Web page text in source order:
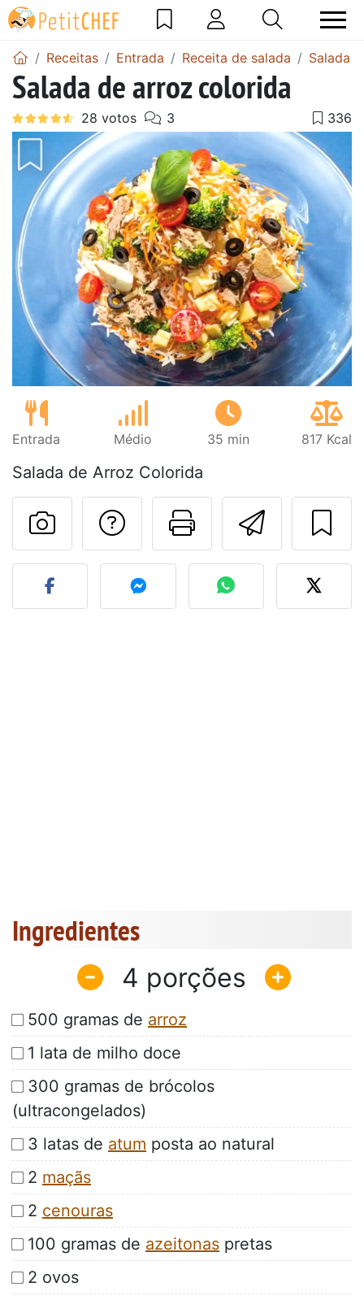
Receitas Entrada Receita de salada Salada
Salada de arroz colorida
Entrada Médio 35 min 817 Kcal
Salada de Arroz Colorida
Imprima
Falar com o autor
Fez esta receita?
Ingredientes
4
500 gramas de arroz
1 lata de milho doce
300 gramas de brócolos
(ultracongelados)
3 latas de atum posta ao natural
2 maçãs
2 cenouras
100 gramas de azeitonas pretas
2 ovos